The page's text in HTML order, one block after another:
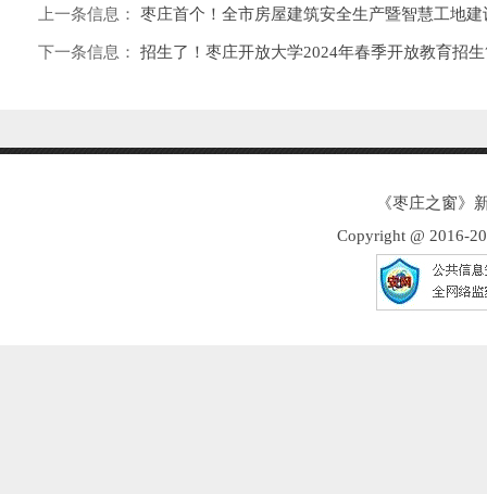
上一条信息： 枣庄首个！全市房屋建筑安全生产暨智慧工地
下一条信息： 招生了！枣庄开放大学2024年春季开放教育招
《枣庄之窗
Copyright @ 2016-